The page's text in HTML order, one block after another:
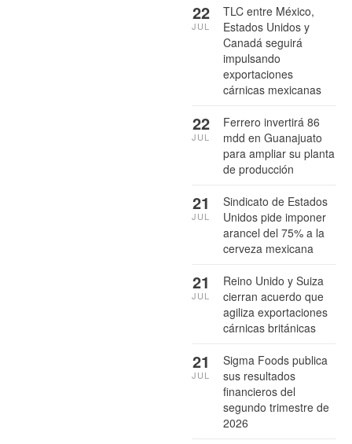
TLC entre México,
Estados Unidos y
Canadá seguirá
impulsando
exportaciones
cárnicas mexicanas
22
JUL
Ferrero invertirá 86
mdd en Guanajuato
para ampliar su planta
de producción
22
JUL
Sindicato de Estados
Unidos pide imponer
arancel del 75% a la
cerveza mexicana
21
JUL
Reino Unido y Suiza
cierran acuerdo que
agiliza exportaciones
cárnicas británicas
21
JUL
Sigma Foods publica
sus resultados
financieros del
segundo trimestre de
2026
21
JUL